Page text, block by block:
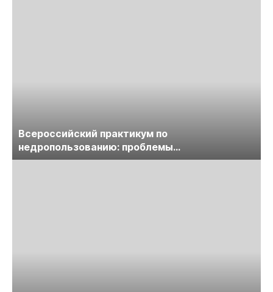
Всероссийский практикум по
недропользованию: проблемы
лицензирования, цифровизации, экспертизы